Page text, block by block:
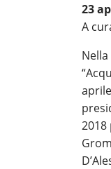
23
A